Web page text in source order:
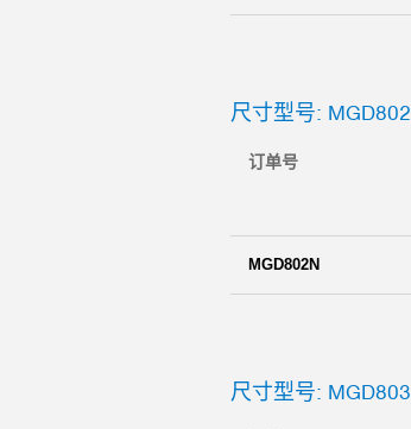
尺寸型号: MGD802
订单号
MGD802N
尺寸型号: MGD803